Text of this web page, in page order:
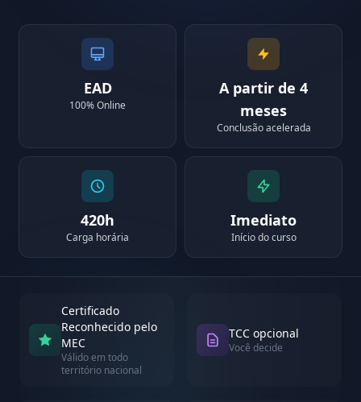
EAD
100% Online
A partir de 4
meses
Conclusão acelerada
420h
Carga horária
Imediato
Início do curso
Certificado
Reconhecido pelo
MEC
Válido em todo
território nacional
TCC opcional
Você decide